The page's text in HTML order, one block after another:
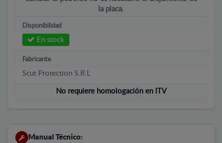
la placa.
Disponibilidad
En stock
Fabricante
Scut Protection S.R.L
No requiere homologación en ITV
Manual Técnico: